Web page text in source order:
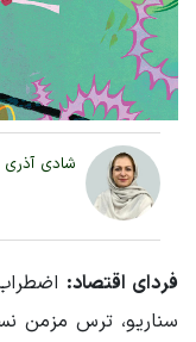
شادی آذری
فردای اقتصاد:
سناریو، ترس مزمن